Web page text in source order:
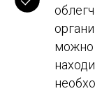
можно